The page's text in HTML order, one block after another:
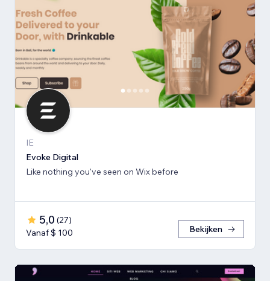
IE
Evoke Digital
Like nothing you've seen on Wix before
5,0 (27)
Vanaf $ 100
Bekijken